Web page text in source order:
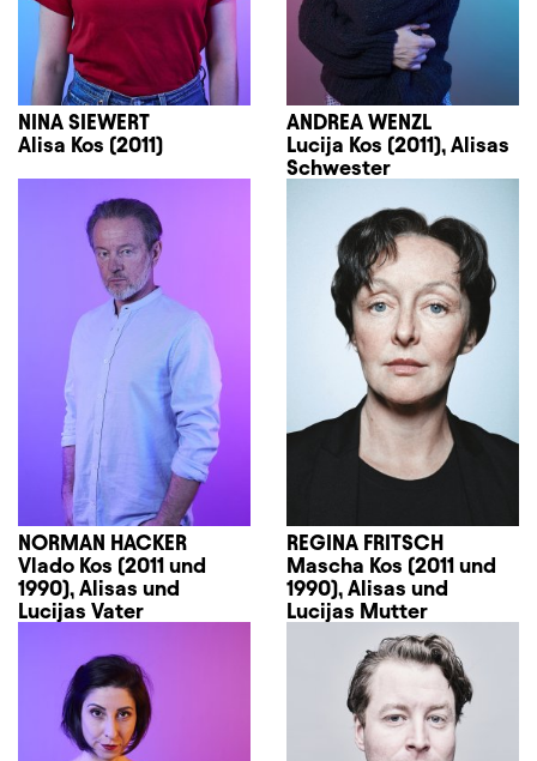
NINA SIEWERT
Alisa Kos (2011)
ANDREA WENZL
Lucija Kos (2011), Alisas
Schwester
NORMAN HACKER
Vlado Kos (2011 und
1990), Alisas und
Lucijas Vater
REGINA FRITSCH
Mascha Kos (2011 und
1990), Alisas und
Lucijas Mutter